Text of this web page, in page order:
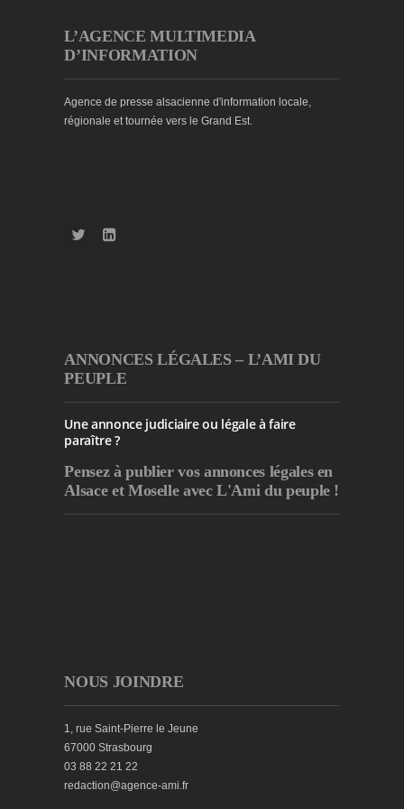
L’AGENCE MULTIMEDIA
D’INFORMATION
Agence de presse alsacienne d'information locale,
régionale et tournée vers le Grand Est.
ANNONCES LÉGALES – L’AMI DU
PEUPLE
Une annonce judiciaire ou légale à faire
paraître ?
Pensez à publiervos annonces légales en
Alsace et Moselle avec L'Ami du peuple !
NOUS JOINDRE
1, rue Saint-Pierre le Jeune
67000 Strasbourg
03 88 22 21 22
redaction@agence-ami.fr